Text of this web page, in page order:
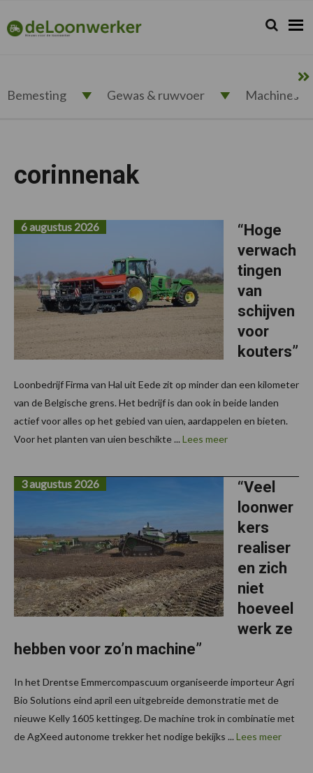
de
hoofdnavigatie
de
hoofd
de
voettekst
deloonwerker.nl Zoeken...
Zoek
Bemesting Gewas & ruwvoer Machines
corinnenak
“Hoge
verwach
tingen
van
schijven
voor
kouters”
6 augustus 2026
Loonbedrijf Firma van Hal uit Eede zit op minder dan een kilometer
van de Belgische grens. Het bedrijf is dan ook in beide landen
actief voor alles op het gebied van uien, aardappelen en bieten.
Voor het planten van uien beschikte ... Lees meer
“Veel
loonwer
kers
realiser
en zich
niet
hoeveel
werk ze
hebben voor zo’n machine”
3 augustus 2026
In het Drentse Emmercompascuum organiseerde importeur Agri
Bio Solutions eind april een uitgebreide demonstratie met de
nieuwe Kelly 1605 kettingeg. De machine trok in combinatie met
de AgXeed autonome trekker het nodige bekijks ... Lees meer